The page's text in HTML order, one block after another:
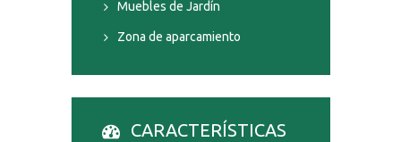
Muebles de Jardín
Zona de aparcamiento
CARACTERÍSTICAS